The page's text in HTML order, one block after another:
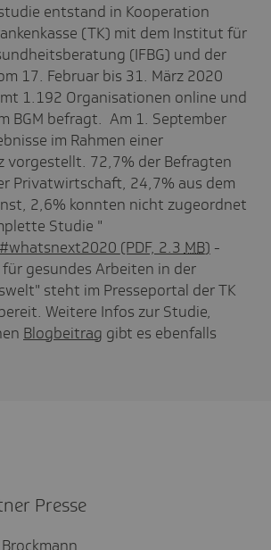
entstand in Kooperation
(TK) mit dem Institut für
(IFBG) und der
17. Februar bis 31. März 2020
1.192 Organisationen online und
BGM befragt. Am 1. September
im Rahmen einer
vorgestellt. 72,7% der Befragten
Privatwirtschaft, 24,7% aus dem
2,6% konnten nicht zugeordnet
Studie "
(PDF, 2.3 MB) -
gesundes Arbeiten in der
steht im Presseportal der TK
Weitere Infos zur Studie,
Blogbeitrag gibt es ebenfalls
Presse